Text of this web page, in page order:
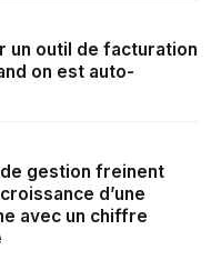
un outil de facturation
on est auto-
gestion freinent
d’une
avec un chiffre